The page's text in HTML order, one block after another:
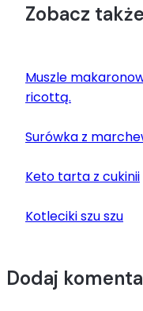
Zobacz także
Muszle
ricottą.
Surówka z
Keto tarta z cukinii
Kotleciki szu szu
Dodaj